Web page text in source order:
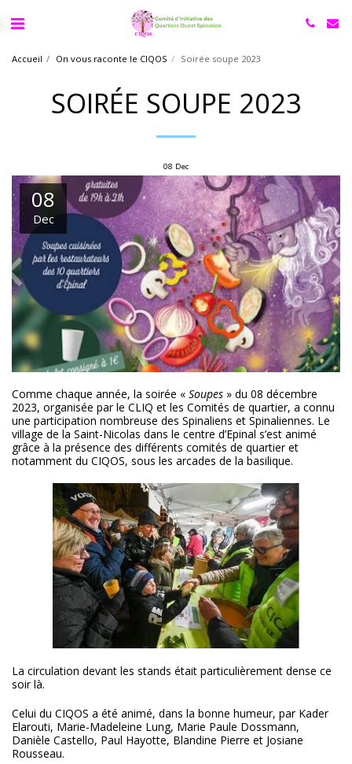
Accueil On vous raconte le CIQOS Soirée soupe 2023
SOIRÉE SOUPE 2023
08 Dec
08
Dec
Comme chaque année, la soirée « Soupes » du 08 décembre
2023, organisée par le CLIQ et les Comités de quartier, a connu
une participation nombreuse des Spinaliens et Spinaliennes. Le
village de la Saint-Nicolas dans le centre d’Epinal s’est animé
grâce à la présence des différents comités de quartier et
notamment du CIQOS, sous les arcades de la basilique.
La circulation devant les stands était particulièrement dense ce
soir là.
Celui du CIQOS a été animé, dans la bonne humeur, par Kader
Elarouti, Marie-Madeleine Lung, Marie Paule Dossmann,
Danièle Castello, Paul Hayotte, Blandine Pierre et Josiane
Rousseau.